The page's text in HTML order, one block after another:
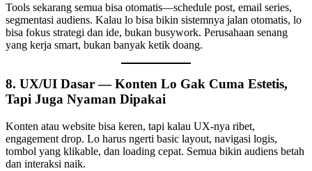
Tools sekarang semua bisa otomatis—schedule post, email series,
segmentasi audiens. Kalau lo bisa bikin sistemnya jalan otomatis, lo
bisa fokus strategi dan ide, bukan busywork. Perusahaan senang
yang kerja smart, bukan banyak ketik doang.
8. UX/UI Dasar — Konten Lo Gak Cuma Estetis,
Tapi Juga Nyaman Dipakai
Konten atau website bisa keren, tapi kalau UX-nya ribet,
engagement drop. Lo harus ngerti basic layout, navigasi logis,
tombol yang klikable, dan loading cepat. Semua bikin audiens betah
dan interaksi naik.